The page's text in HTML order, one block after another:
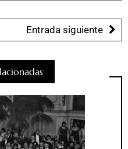
Entrada siguiente